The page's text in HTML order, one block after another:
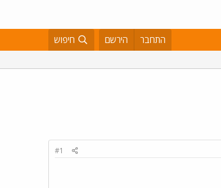
התחבר הירשם חיפוש
#1